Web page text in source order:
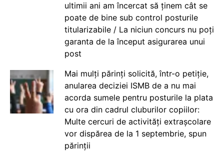
ultimii ani am încercat să ținem cât se
poate de bine sub control posturile
titularizabile / La niciun concurs nu poți
garanta de la început asigurarea unui
post
Mai mulți părinți solicită, într-o petiție,
anularea deciziei ISMB de a nu mai
acorda sumele pentru posturile la plata
cu ora din cadrul cluburilor copiilor:
Multe cercuri de activități extrașcolare
vor dispărea de la 1 septembrie, spun
părinții